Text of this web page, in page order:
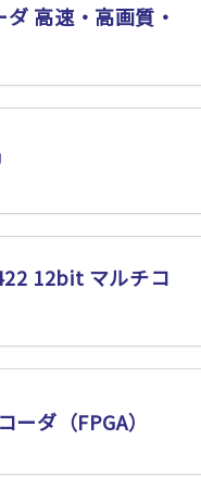
高速・高画質・
12bit マルチコ
ダ（FPGA）